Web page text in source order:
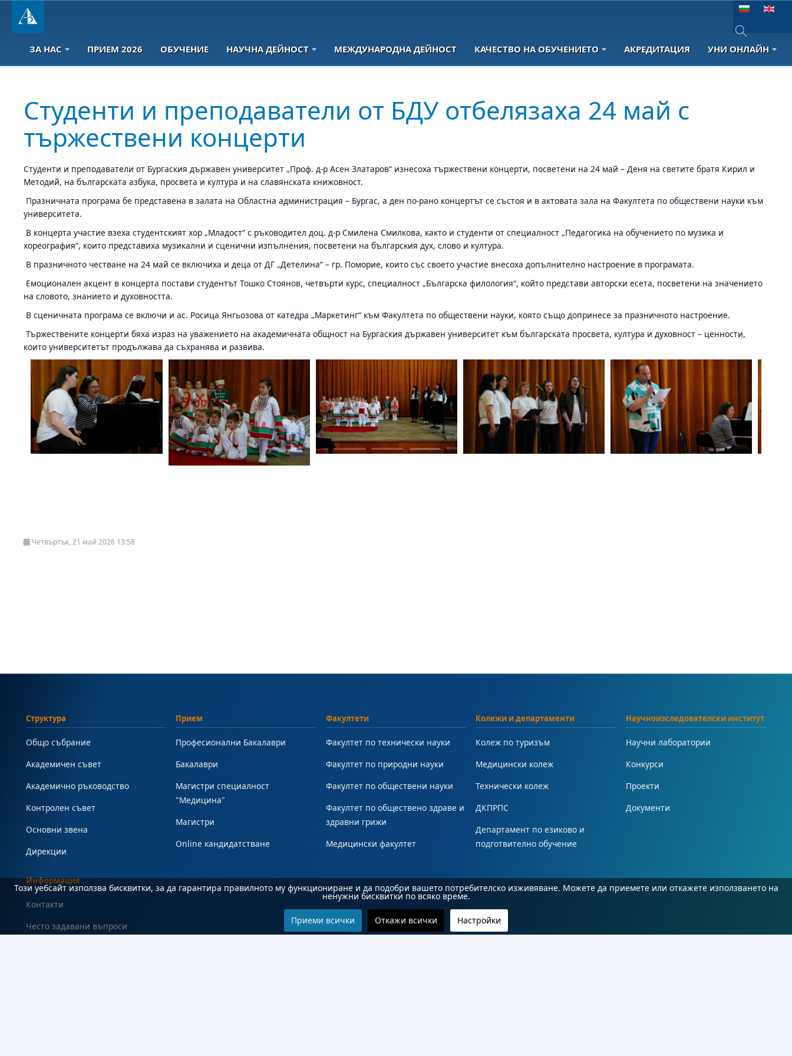
Изберете език
Type 2 or
ЗА НАС ПРИЕМ 2026 ОБУЧЕНИЕ НАУЧНА ДЕЙНОСТ МЕЖДУНАРОДНА ДЕЙНОСТ КАЧЕСТВО НА ОБУЧЕНИЕТО АКРЕДИТАЦИЯ УНИ ОНЛАЙН
Студенти и преподаватели от БДУ отбелязаха 24 май с
тържествени концерти
Студенти и преподаватели от Бургаския държавен университет „Проф. д-р Асен Златаров“ изнесоха тържествени концерти, посветени на 24 май – Деня на светите братя Кирил и
Методий, на българската азбука, просвета и култура и на славянската книжовност.
Празничната програма бе представена в залата на Областна администрация – Бургас, а ден по-рано концертът се състоя и в актовата зала на Факултета по обществени науки към
университета.
В концерта участие взеха студентският хор „Младост“ с ръководител доц. д-р Смилена Смилкова, както и студенти от специалност „Педагогика на обучението по музика и
хореография“, които представиха музикални и сценични изпълнения, посветени на българския дух, слово и култура.
В празничното честване на 24 май се включиха и деца от ДГ „Детелина“ – гр. Поморие, които със своето участие внесоха допълнително настроение в програмата.
Емоционален акцент в концерта постави студентът Тошко Стоянов, четвърти курс, специалност „Българска филология“, който представи авторски есета, посветени на значението
на словото, знанието и духовността.
В сценичната програма се включи и ас. Росица Янгьозова от катедра „Маркетинг“ към Факултета по обществени науки, която също допринесе за празничното настроение.
Тържествените концерти бяха израз на уважението на академичната общност на Бургаския държавен университет към българската просвета, култура и духовност – ценности,
които университетът продължава да съхранява и развива.
Четвъртък, 21 май 2026 13:58
Структура
Общо събрание
Академичен съвет
Академично ръководство
Контролен съвет
Основни звена
Дирекции
Прием
Професионални Бакалаври
Бакалаври
Магистри специалност
"Медицина"
Магистри
Online кандидатстване
Факултети
Факултет по технически науки
Факултет по природни науки
Факултет по обществени науки
Факултет по обществено здраве и
здравни грижи
Медицински факултет
Колежи и департаменти
Колеж по туризъм
Медицински колеж
Технически колеж
ДКПРПС
Департамент по езиково и
подготвително обучение
Научноизследователски институт
Научни лаборатории
Конкурси
Проекти
Документи
Информация
Контакти
Често задавани въпроси
Този уебсайт използва бисквитки, за да гарантира правилното му функциониране и да подобри вашето потребителско изживяване. Можете да приемете или откажете използването на
ненужни бисквитки по всяко време.
Приеми всички Откажи всички Настройки